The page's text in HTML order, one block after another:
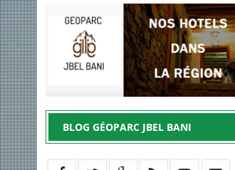
BLOG GÉOPARC JBEL BANI